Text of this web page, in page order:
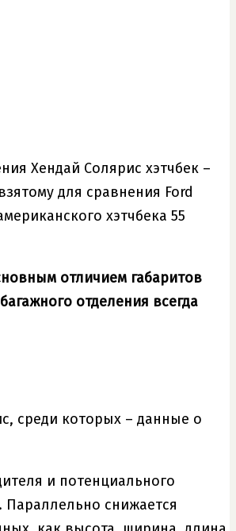
Хендай Солярис хэтчбек –
для сравнения Ford
хэтчбека 55
отличием габаритов
отделения всегда
среди которых – данные о
и потенциального
снижается